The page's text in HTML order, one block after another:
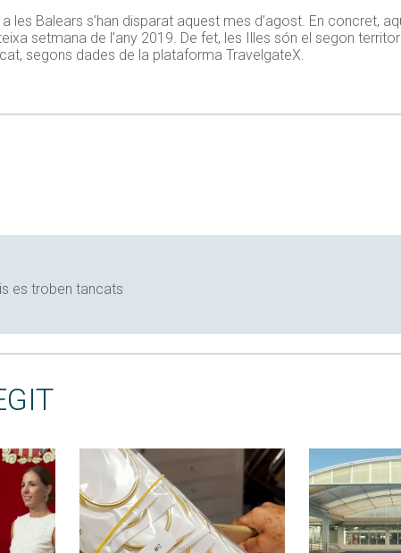
les Balears s’han disparat aquest mes d’agost. En concret,
setmana de l’any 2019. De fet, les Illes són el segon
segons dades de la plataforma TravelgateX.
es troben tancats